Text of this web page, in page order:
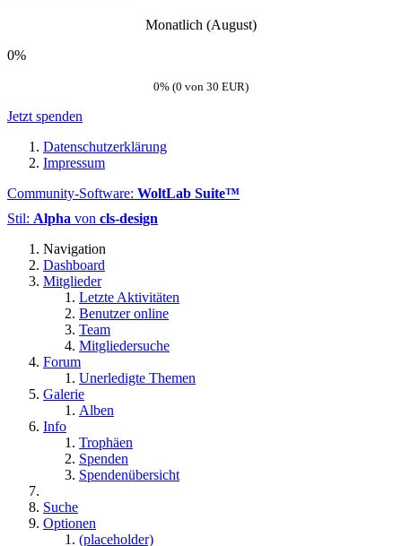
Monatlich (August)
0%
0% (0 von 30 EUR)
Jetzt spenden
Datenschutzerklärung
Impressum
Community-Software: WoltLab Suite™
Stil: Alpha von cls-design
Navigation
Dashboard
Mitglieder
Letzte Aktivitäten
Benutzer online
Team
Mitgliedersuche
Forum
Unerledigte Themen
Galerie
Alben
Info
Trophäen
Spenden
Spendenübersicht
Suche
Optionen
(placeholder)